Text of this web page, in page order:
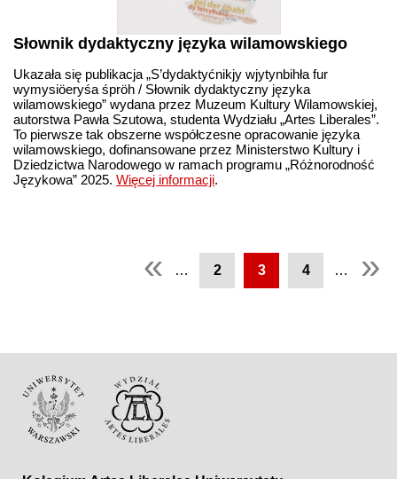
Słownik dydaktyczny języka wilamowskiego
Ukazała się publikacja „S’dydaktyćnikjy wjytynbihła fur
wymysiöeryśa śpröh / Słownik dydaktyczny języka
wilamowskiego” wydana przez Muzeum Kultury Wilamowskiej,
autorstwa Pawła Szutowa, studenta Wydziału „Artes Liberales”.
To pierwsze tak obszerne współczesne opracowanie języka
wilamowskiego, dofinansowane przez Ministerstwo Kultury i
Dziedzictwa Narodowego w ramach programu „Różnorodność
Językowa” 2025. Więcej informacji.
« … 2 3 4 … »